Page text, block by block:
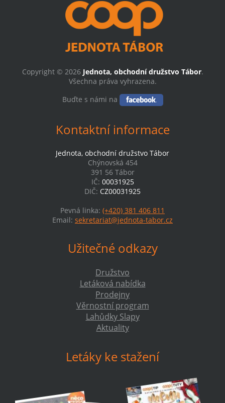
Copyright © 2026 Jednota, obchodní družstvo Tábor.
Všechna práva vyhrazena.
Buďte s námi na
Kontaktní informace
Jednota, obchodní družstvo Tábor
Chýnovská 454
391 56 Tábor
IČ: 00031925
DIČ: CZ00031925
Pevná linka: (+420) 381 406 811
Email: sekretariat@jednota-tabor.cz
Užitečné odkazy
Družstvo
Letáková nabídka
Prodejny
Věrnostní program
Lahůdky Slapy
Aktuality
Letáky ke stažení